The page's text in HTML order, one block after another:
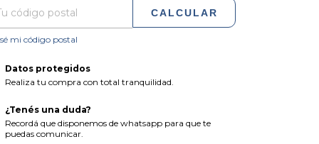
CALCULAR
mi código postal
Datos protegidos
Realiza tu compra con total tranquilidad.
¿Tenés una duda?
Recordá que disponemos de whatsapp para que te
puedas comunicar.